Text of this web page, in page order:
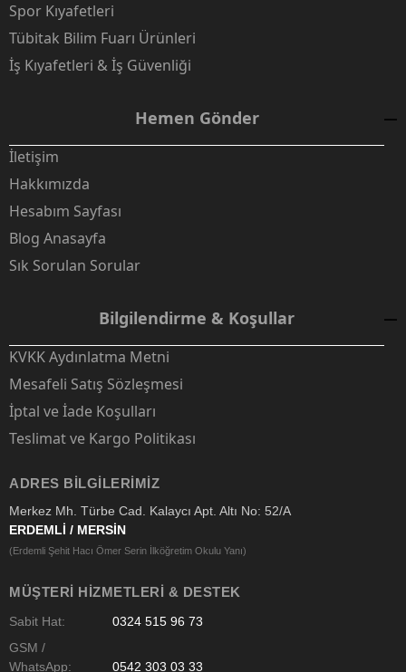
Spor Kıyafetleri
Tübitak Bilim Fuarı Ürünleri
İş Kıyafetleri & İş Güvenliği
Hemen Gönder
İletişim
Hakkımızda
Hesabım Sayfası
Blog Anasayfa
Sık Sorulan Sorular
Bilgilendirme & Koşullar
KVKK Aydınlatma Metni
Mesafeli Satış Sözleşmesi
İptal ve İade Koşulları
Teslimat ve Kargo Politikası
ADRES BILGILERIMIZ
Merkez Mh. Türbe Cad. Kalaycı Apt. Altı No: 52/A
ERDEMLİ / MERSİN
(Erdemli Şehit Hacı Ömer Serin İlköğretim Okulu Yanı)
MÜŞTERI HIZMETLERI & DESTEK
Sabit Hat:
0324 515 96 73
GSM /
WhatsApp:
0542 303 03 33